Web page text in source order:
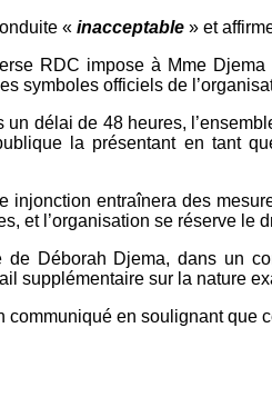
« inacceptable » et
RDC impose à Mme
symboles officiels de
un délai de 48 heures,
la présentant en tant
injonction entraînera des
et l’organisation se réserve le
Déborah Djema, dans un
supplémentaire sur la nature
en soulignant que